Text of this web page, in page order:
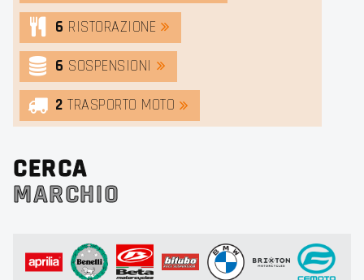
6 RISTORAZIONE
6 SOSPENSIONI
2 TRASPORTO MOTO
CERCA
MARCHIO